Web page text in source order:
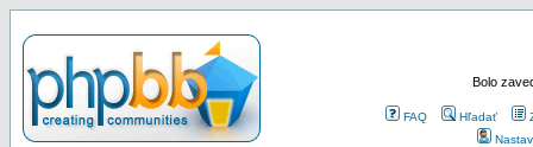
Bolo
FAQ Hľadať